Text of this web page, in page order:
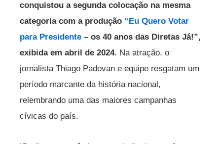
conquistou a segunda colocação na mesma
categoria com a produção “Eu Quero Votar
para Presidente – os 40 anos das Diretas Já!”,
exibida em abril de 2024. Na atração, o
jornalista Thiago Padovan e equipe resgatam um
período marcante da história nacional,
relembrando uma das maiores campanhas
cívicas do país.